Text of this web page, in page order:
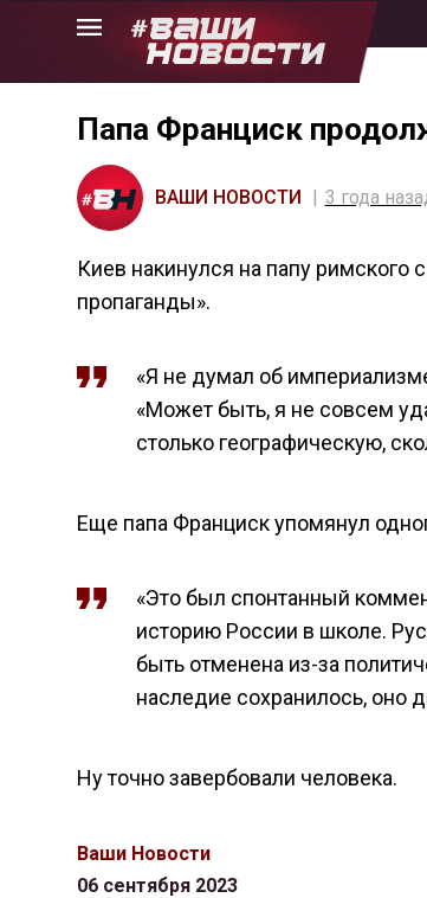
Skip
Папа Франциск
ВАШИ НОВОСТИ 3 года
Киев накинулся на папу римского
пропаганды».
«Я не думал об
«Может быть, я не совсем
столько географическую,
Еще папа Франциск упомянул
«Это был спонтанный
историю России в школе.
быть отменена из-за
наследие сохранилось, оно
Ну точно завербовали человека.
Ваши Новости
06 сентября 2023